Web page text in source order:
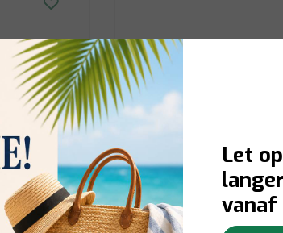
D26cm
voor
Bekijken
Luminarc
Luminarc Icy Turquoise Soup Plate
20cm P6
€18,00
Let
vanaf